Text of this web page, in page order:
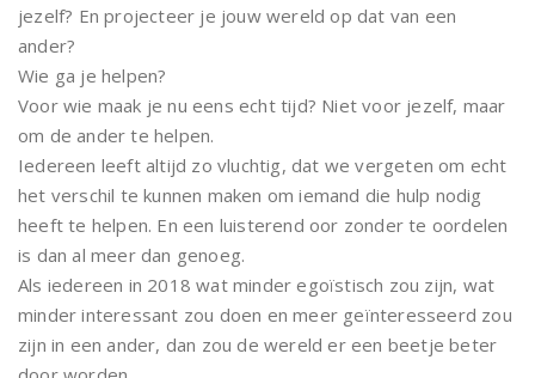
jezelf? En projecteer je jouw wereld op dat van een
ander?
Wie ga je helpen?
Voor wie maak je nu eens echt tijd? Niet voor jezelf, maar
om de ander te helpen.
Iedereen leeft altijd zo vluchtig, dat we vergeten om echt
het verschil te kunnen maken om iemand die hulp nodig
heeft te helpen. En een luisterend oor zonder te oordelen
is dan al meer dan genoeg.
Als iedereen in 2018 wat minder egoïstisch zou zijn, wat
minder interessant zou doen en meer geïnteresseerd zou
zijn in een ander, dan zou de wereld er een beetje beter